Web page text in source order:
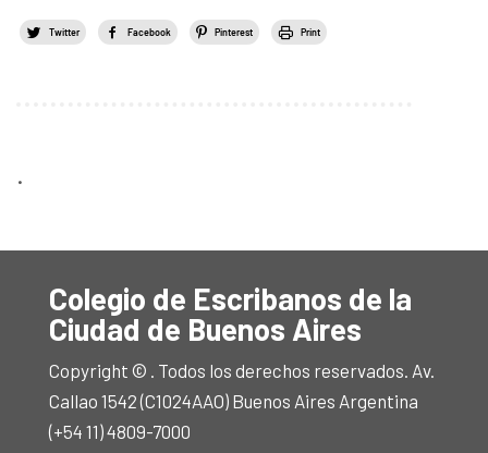
Twitter Facebook Pinterest Print
.
Colegio de Escribanos de la
Ciudad de Buenos Aires
Copyright © . Todos los derechos reservados. Av.
Callao 1542 (C1024AAO) Buenos Aires Argentina
(+54 11) 4809-7000